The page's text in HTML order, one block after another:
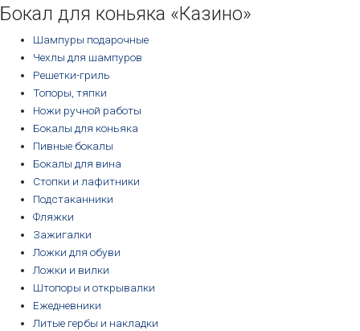
Бокал для коньяка «Казино»
Шампуры подарочные
Чехлы для шампуров
Решетки-гриль
Топоры, тяпки
Ножи ручной работы
Бокалы для коньяка
Пивные бокалы
Бокалы для вина
Стопки и лафитники
Подстаканники
Фляжки
Зажигалки
Ложки для обуви
Ложки и вилки
Штопоры и открывалки
Ежедневники
Литые гербы и накладки